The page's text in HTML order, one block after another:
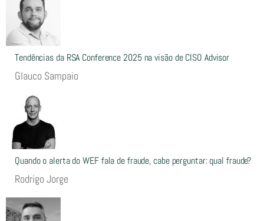
Tendências da RSA Conference 2025 na visão de CISO Advisor
Glauco Sampaio
Quando o alerta do WEF fala de fraude, cabe perguntar: qual fraude?
Rodrigo Jorge